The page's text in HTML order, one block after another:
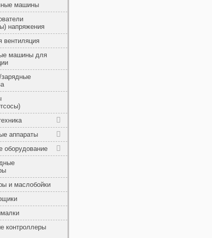
машины
напряжения
вентиляция
машины для
аппараты
оборудование
и маслобойки
контроллеры